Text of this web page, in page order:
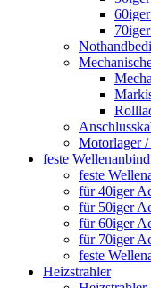
Motorlager /
feste
feste
für 40iger
für 50iger
für 60iger
für 70iger
feste
Heizstrahler